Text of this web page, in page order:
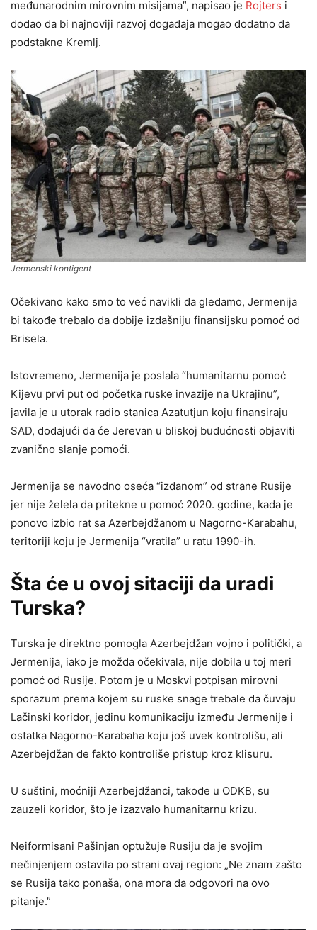
međunarodnim mirovnim misijama”, napisao je Rojters i
dodao da bi najnoviji razvoj događaja mogao dodatno da
podstakne Kremlj.
Jermenski kontigent
Očekivano kako smo to već navikli da gledamo, Jermenija
bi takođe trebalo da dobije izdašniju finansijsku pomoć od
Brisela.
Istovremeno, Jermenija je poslala “humanitarnu pomoć
Kijevu prvi put od početka ruske invazije na Ukrajinu”,
javila je u utorak radio stanica Azatutjun koju finansiraju
SAD, dodajući da će Jerevan u bliskoj budućnosti objaviti
zvanično slanje pomoći.
Jermenija se navodno oseća “izdanom” od strane Rusije
jer nije želela da pritekne u pomoć 2020. godine, kada je
ponovo izbio rat sa Azerbejdžanom u Nagorno-Karabahu,
teritoriji koju je Jermenija “vratila” u ratu 1990-ih.
Šta će u ovoj sitaciji da uradi
Turska?
Turska je direktno pomogla Azerbejdžan vojno i politički, a
Jermenija, iako je možda očekivala, nije dobila u toj meri
pomoć od Rusije. Potom je u Moskvi potpisan mirovni
sporazum prema kojem su ruske snage trebale da čuvaju
Lačinski koridor, jedinu komunikaciju između Jermenije i
ostatka Nagorno-Karabaha koju još uvek kontrolišu, ali
Azerbejdžan de fakto kontroliše pristup kroz klisuru.
U suštini, moćniji Azerbejdžanci, takođe u ODKB, su
zauzeli koridor, što je izazvalo humanitarnu krizu.
Neiformisani Pašinjan optužuje Rusiju da je svojim
nečinjenjem ostavila po strani ovaj region: „Ne znam zašto
se Rusija tako ponaša, ona mora da odgovori na ovo
pitanje.”